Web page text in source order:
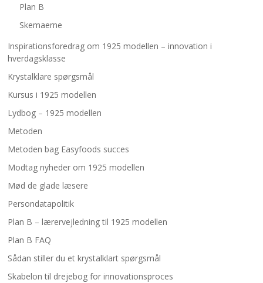
Plan B
Skemaerne
Inspirationsforedrag om 1925 modellen – innovation i
hverdagsklasse
Krystalklare spørgsmål
Kursus i 1925 modellen
Lydbog – 1925 modellen
Metoden
Metoden bag Easyfoods succes
Modtag nyheder om 1925 modellen
Mød de glade læsere
Persondatapolitik
Plan B – lærervejledning til 1925 modellen
Plan B FAQ
Sådan stiller du et krystalklart spørgsmål
Skabelon til drejebog for innovationsproces